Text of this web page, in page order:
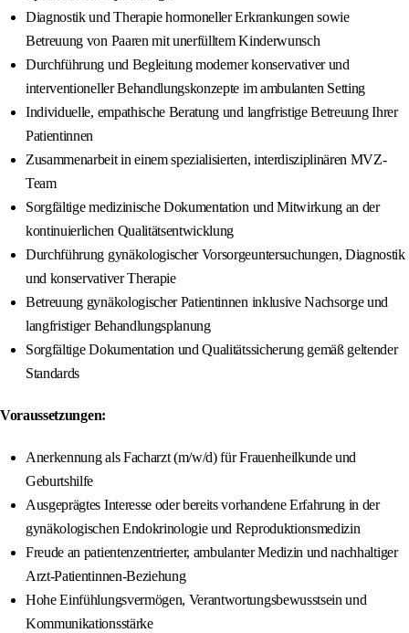
Diagnostik und Therapie hormoneller Erkrankungen sowie
Betreuung von Paaren mit unerfülltem Kinderwunsch
Durchführung und Begleitung moderner konservativer und
interventioneller Behandlungskonzepte im ambulanten Setting
Individuelle, empathische Beratung und langfristige Betreuung Ihrer
Patientinnen
Zusammenarbeit in einem spezialisierten, interdisziplinären MVZ-
Team
Sorgfältige medizinische Dokumentation und Mitwirkung an der
kontinuierlichen Qualitätsentwicklung
Durchführung gynäkologischer Vorsorgeuntersuchungen, Diagnostik
und konservativer Therapie
Betreuung gynäkologischer Patientinnen inklusive Nachsorge und
langfristiger Behandlungsplanung
Sorgfältige Dokumentation und Qualitätssicherung gemäß geltender
Standards
Voraussetzungen:
Anerkennung als Facharzt (m/w/d) für Frauenheilkunde und
Geburtshilfe
Ausgeprägtes Interesse oder bereits vorhandene Erfahrung in der
gynäkologischen Endokrinologie und Reproduktionsmedizin
Freude an patientenzentrierter, ambulanter Medizin und nachhaltiger
Arzt-Patientinnen-Beziehung
Hohe Einfühlungsvermögen, Verantwortungsbewusstsein und
Kommunikationsstärke